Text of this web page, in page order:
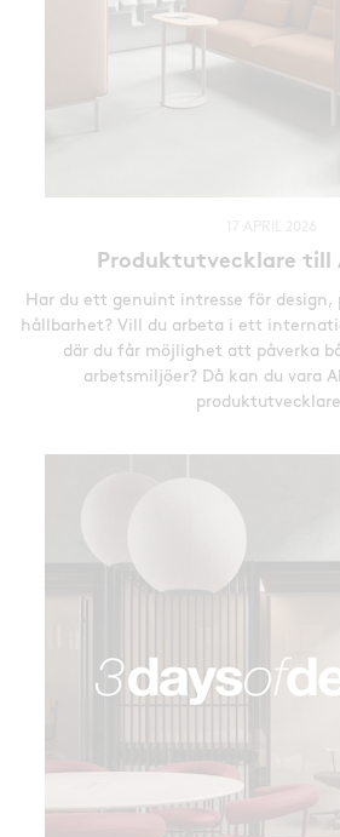
Produktutvecklare till
Har du ett genuint intresse för
hållbarhet? Vill du arbeta i ett
där du får möjlighet att påverka
arbetsmiljöer? Då kan du vara